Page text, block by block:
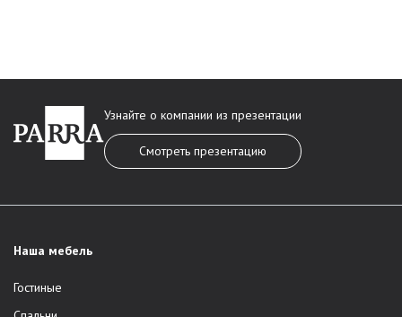
Наша мебель
Гостиные
Узнайте о компании из презентации
Смотреть презентацию